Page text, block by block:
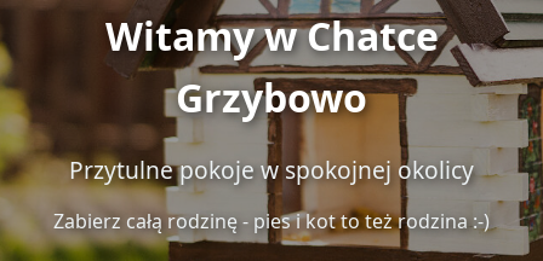
Witamy w Chatce
Grzybowo
Przytulne pokoje w spokojnej okolicy
Zabierz całą rodzinę - pies i kot to też rodzina :-)